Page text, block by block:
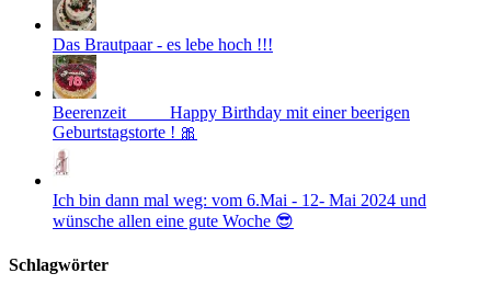
Das Brautpaar - es lebe hoch !!!
Beerenzeit ____ Happy Birthday mit einer beerigen
Geburtstagstorte ! 🎀
Ich bin dann mal weg: vom 6.Mai - 12- Mai 2024 und
wünsche allen eine gute Woche 😎
Schlagwörter